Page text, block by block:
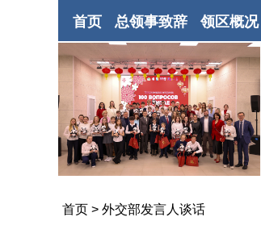
首页 总领事致辞 领区概况
首页 > 外交部发言人谈话